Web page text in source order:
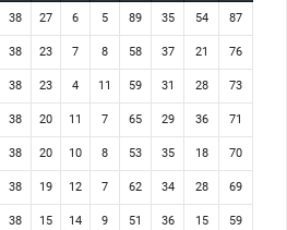
38 27 6 5 89 35 54 87
38 23 7 8 58 37 21 76
38 23 4 11 59 31 28 73
38 20 11 7 65 29 36 71
38 20 10 8 53 35 18 70
38 19 12 7 62 34 28 69
38 15 14 9 51 36 15 59